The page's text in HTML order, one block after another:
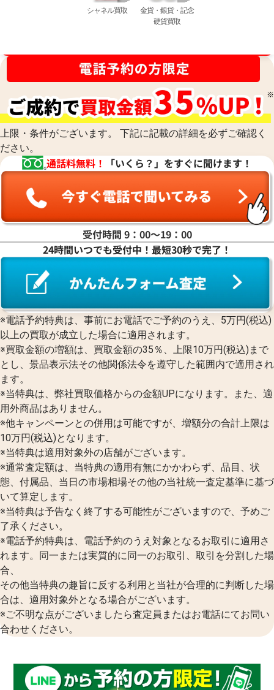
シャネル買取
金貨・銀貨・記念
硬貨買取
上限・条件がございます。 下記に記載の詳細を必ずご確認く
ださい。
通話料無料！ 「いくら？」をすぐに聞けます！
受付時間 9：00〜19：00
24時間いつでも受付中！最短30秒で完了！
※電話予約特典は、事前にお電話でご予約のうえ、5万円(税込)
以上の買取が成立した場合に適用されます。
※買取金額の増額は、買取金額の35％、上限10万円(税込)まで
とし、景品表示法その他関係法令を遵守した範囲内で適用され
ます。
※当特典は、弊社買取価格からの金額UPになります。また、適
用外商品はありません。
※他キャンペーンとの併用は可能ですが、増額分の合計上限は
10万円(税込)となります。
※当特典は適用対象外の店舗がございます。
※通常査定額は、当特典の適用有無にかかわらず、品目、状
態、付属品、当日の市場相場その他の当社統一査定基準に基づ
いて算定します。
※当特典は予告なく終了する可能性がございますので、予めご
了承ください。
※電話予約特典は、電話予約のうえ対象となるお取引に適用さ
れます。同一または実質的に同一のお取引、取引を分割した場
合、
その他当特典の趣旨に反する利用と当社が合理的に判断した場
合は、適用対象外となる場合がございます。
※ご不明な点がございましたら査定員またはお電話にてお問い
合わせください。